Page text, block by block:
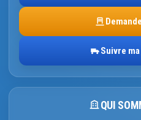
Suivre
QUI